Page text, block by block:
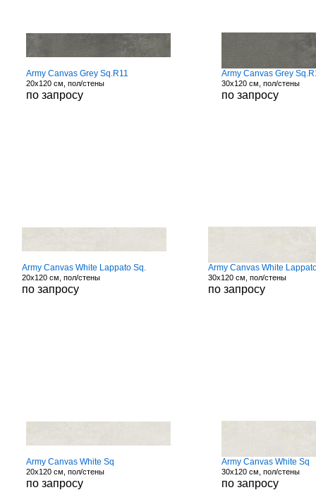
Army Canvas Grey Sq.R11
20x120 см, пол/стены
по запросу
Army Canvas Grey
30x120 см, пол/стены
по запросу
Army Canvas White Lappato Sq.
20x120 см, пол/стены
по запросу
Army Canvas White
30x120 см, пол/стены
по запросу
Army Canvas White Sq
20x120 см, пол/стены
по запросу
Army Canvas White Sq
30x120 см, пол/стены
по запросу